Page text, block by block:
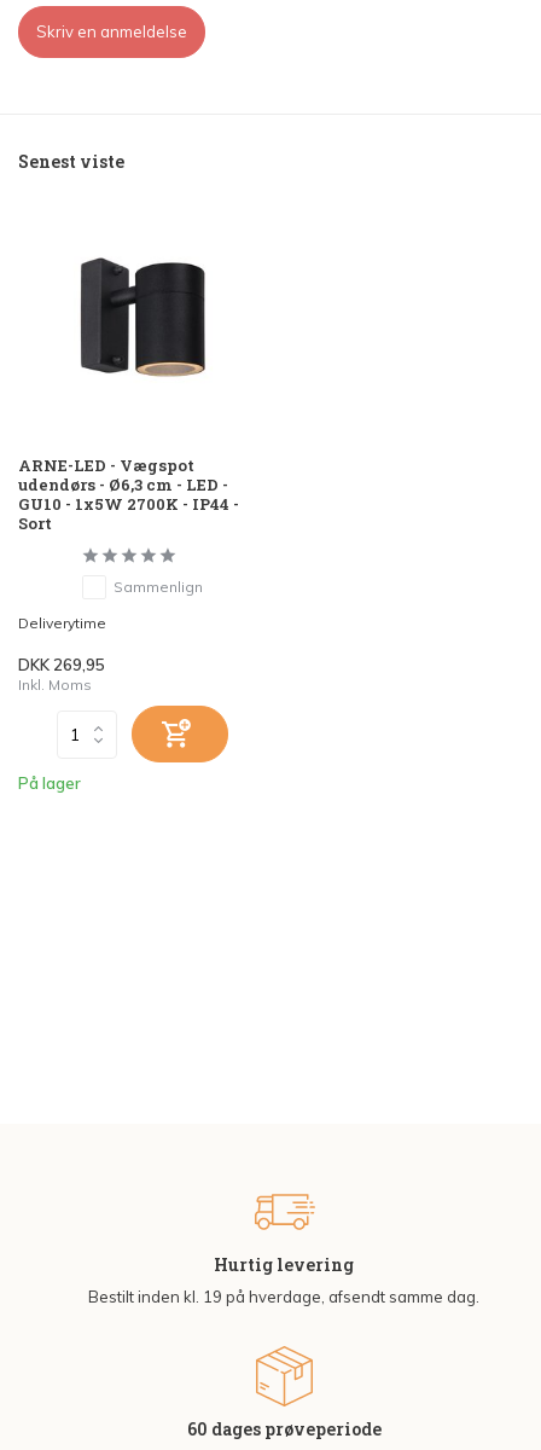
Skriv en anmeldelse
Senest viste
ARNE-LED - Vægspot
udendørs - Ø6,3 cm - LED -
GU10 - 1x5W 2700K - IP44 -
Sort
Sammenlign
Deliverytime
DKK 269,95
Inkl. Moms
På lager
Hurtig levering
Bestilt inden kl. 19 på hverdage, afsendt samme dag.
60 dages prøveperiode